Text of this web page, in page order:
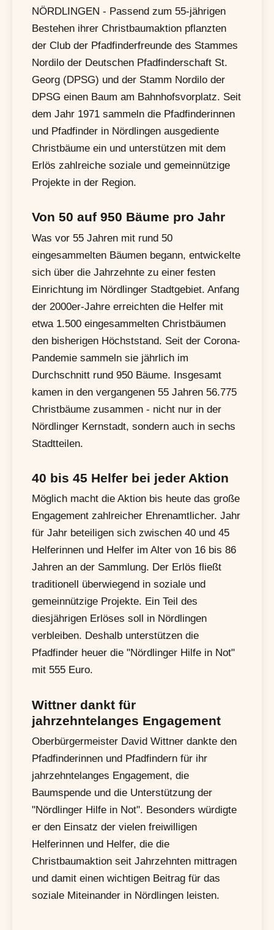
NÖRDLINGEN - Passend zum 55-jährigen
Bestehen ihrer Christbaumaktion pflanzten
der Club der Pfadfinderfreunde des Stammes
Nordilo der Deutschen Pfadfinderschaft St.
Georg (DPSG) und der Stamm Nordilo der
DPSG einen Baum am Bahnhofsvorplatz. Seit
dem Jahr 1971 sammeln die Pfadfinderinnen
und Pfadfinder in Nördlingen ausgediente
Christbäume ein und unterstützen mit dem
Erlös zahlreiche soziale und gemeinnützige
Projekte in der Region.
Von 50 auf 950 Bäume pro Jahr
Was vor 55 Jahren mit rund 50
eingesammelten Bäumen begann, entwickelte
sich über die Jahrzehnte zu einer festen
Einrichtung im Nördlinger Stadtgebiet. Anfang
der 2000er-Jahre erreichten die Helfer mit
etwa 1.500 eingesammelten Christbäumen
den bisherigen Höchststand. Seit der Corona-
Pandemie sammeln sie jährlich im
Durchschnitt rund 950 Bäume. Insgesamt
kamen in den vergangenen 55 Jahren 56.775
Christbäume zusammen - nicht nur in der
Nördlinger Kernstadt, sondern auch in sechs
Stadtteilen.
40 bis 45 Helfer bei jeder Aktion
Möglich macht die Aktion bis heute das große
Engagement zahlreicher Ehrenamtlicher. Jahr
für Jahr beteiligen sich zwischen 40 und 45
Helferinnen und Helfer im Alter von 16 bis 86
Jahren an der Sammlung. Der Erlös fließt
traditionell überwiegend in soziale und
gemeinnützige Projekte. Ein Teil des
diesjährigen Erlöses soll in Nördlingen
verbleiben. Deshalb unterstützen die
Pfadfinder heuer die "Nördlinger Hilfe in Not"
mit 555 Euro.
Wittner dankt für
jahrzehntelanges Engagement
Oberbürgermeister David Wittner dankte den
Pfadfinderinnen und Pfadfindern für ihr
jahrzehntelanges Engagement, die
Baumspende und die Unterstützung der
"Nördlinger Hilfe in Not". Besonders würdigte
er den Einsatz der vielen freiwilligen
Helferinnen und Helfer, die die
Christbaumaktion seit Jahrzehnten mittragen
und damit einen wichtigen Beitrag für das
soziale Miteinander in Nördlingen leisten.